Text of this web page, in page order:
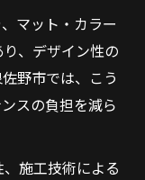
ポイント
範囲の選定基
護性能を解説
を徹底比較
ント総まとめ
マット・カラー
、デザイン性の
野市では、こう
スの負担を減ら
施工技術による